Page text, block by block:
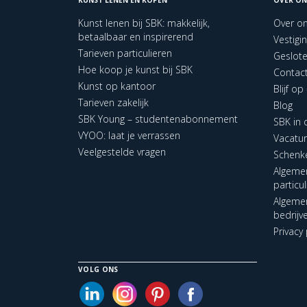
Kunst lenen bij SBK: makkelijk,
betaalbaar en inspirerend
Tarieven particulieren
Hoe koop je kunst bij SBK
Kunst op kantoor
Tarieven zakelijk
SBK Young – studentenabonnement
VYOO: laat je verrassen
Veelgestelde vragen
Over
Blijf op
Blog
SBK in
VOLG ONS